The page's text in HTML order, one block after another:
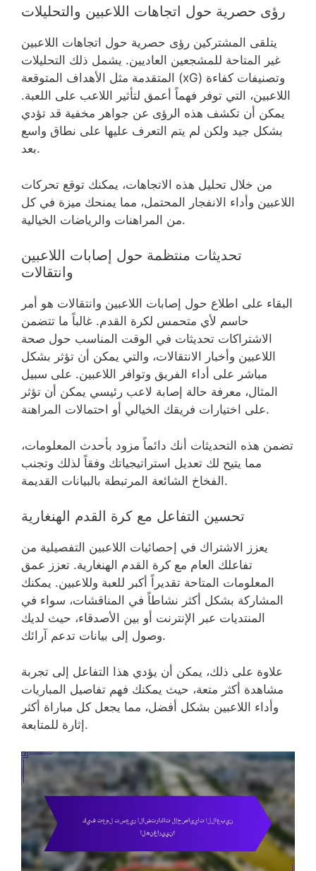
رؤى حصرية حول اتجاهات اللاعبين والتحليلات
يتلقى المشتركين رؤى حصرية حول اتجاهات اللاعبين
غير المتاحة للمشجعين العاديين. يشمل ذلك التحليلات
المتقدمة مثل الأهداف المتوقعة (xG) وتصنيفات كفاءة
اللاعبين، التي توفر فهماً أعمق لتأثير اللاعب على اللعبة.
يمكن أن تكشف هذه الرؤى عن جواهر مخفية قد تؤدي
بشكل جيد ولكن لم يتم التعرف عليها على نطاق واسع
بعد.
من خلال تحليل هذه الاتجاهات، يمكنك توقع تحركات
اللاعبين وأداء الانفجار المحتمل، مما يمنحك ميزة في كل
من المراهنات والرياضات الخيالية.
تحديثات منتظمة حول إصابات اللاعبين
وانتقالات
البقاء على اطلاع حول إصابات اللاعبين وانتقالات هو أمر
حاسم لأي متحمس لكرة القدم. غالباً ما تتضمن
الاشتراكات تحديثات في الوقت المناسب حول صحة
اللاعبين وأخبار الانتقالات، والتي يمكن أن تؤثر بشكل
مباشر على أداء الفريق وتوافر اللاعبين. على سبيل
المثال، معرفة حالة إصابة لاعب رئيسي يمكن أن تؤثر
على اختيارات فريقك الخيالي أو احتمالات المراهنة.
تضمن هذه التحديثات أنك دائماً مزود بأحدث المعلومات،
مما يتيح لك تعديل استراتيجياتك وفقاً لذلك وتجنب
الفخاخ الشائعة المرتبطة بالبيانات القديمة.
تحسين التفاعل مع كرة القدم الهنغارية
يعزز الاشتراك في إحصائيات اللاعبين التفصيلية من
تفاعلك العام مع كرة القدم الهنغارية. تعزز عمق
المعلومات المتاحة تقديراً أكبر للعبة وللاعبين. يمكنك
المشاركة بشكل أكثر نشاطاً في المناقشات، سواء في
المنتديات عبر الإنترنت أو بين الأصدقاء، حيث لديك
وصول إلى بيانات تدعم آرائك.
علاوة على ذلك، يمكن أن يؤدي هذا التفاعل إلى تجربة
مشاهدة أكثر متعة، حيث يمكنك فهم تفاصيل المباريات
وأداء اللاعبين بشكل أفضل، مما يجعل كل مباراة أكثر
إثارة للمتابعة.